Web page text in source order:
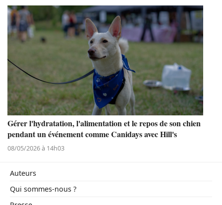
Gérer l'hydratation, l'alimentation et le repos de son chien
pendant un événement comme Canidays avec Hill's
08/05/2026 à 14h03
Auteurs
Qui sommes-nous ?